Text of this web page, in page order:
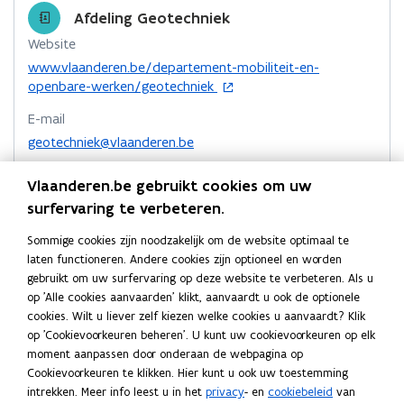
w
v
e
n
s
t
e
r
)
t
d
i
n
o
p
e
n
t
i
n
i
u
w
v
e
n
s
e
i
n
n
a
a
r
l
m
b
o
r
d
Afdeling Geotechniek
Website
www.vlaanderen.be/departement-mobiliteit-en-
openbare-werken/geotechniek
o
p
n
t
i
n
i
e
u
w
v
e
n
s
t
e
E-mail
geotechniek@vlaanderen.be
Departement Mobiliteit en Openbare Werken
Afdeling Geotechniek
Technologiepark-Zwijnaarde 68, 9052 Gent, België
Routeplanner
o
p
e
n
t
Meer details
Vlaanderen.be gebruikt cookies om uw
surfervaring te verbeteren.
Sommige cookies zijn noodzakelijk om de website optimaal te
laten functioneren. Andere cookies zijn optioneel en worden
gebruikt om uw surfervaring op deze website te verbeteren. Als u
op 'Alle cookies aanvaarden' klikt, aanvaardt u ook de optionele
cookies. Wilt u liever zelf kiezen welke cookies u aanvaardt? Klik
op 'Cookievoorkeuren beheren'. U kunt uw cookievoorkeuren op elk
moment aanpassen door onderaan de webpagina op
Cookievoorkeuren te klikken. Hier kunt u ook uw toestemming
intrekken. Meer info leest u in het privacy- en cookiebeleid van